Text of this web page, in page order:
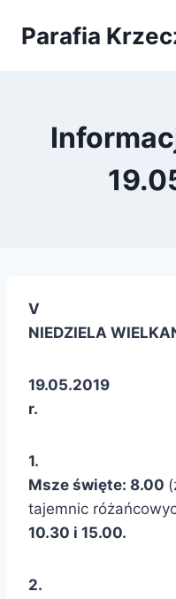
Parafia
V
NIEDZIELA
19.05.2019
r.
1.
Msze święte: 8.00
tajemnic
10.30 i 15.00.
2.